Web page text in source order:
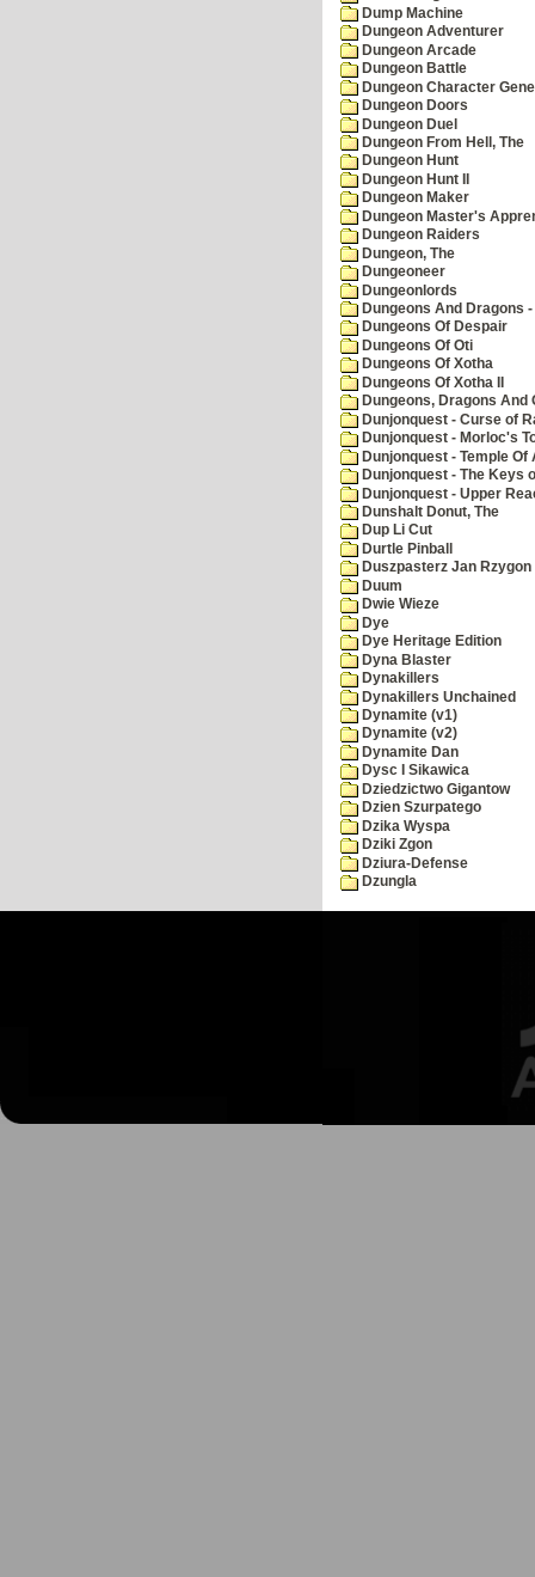
Dump Machine
Dungeon Adventurer
Dungeon Arcade
Dungeon Battle
Dungeon Character
Dungeon Doors
Dungeon Duel
Dungeon From Hell, The
Dungeon Hunt
Dungeon Hunt II
Dungeon Maker
Dungeon Master's
Dungeon Raiders
Dungeon, The
Dungeoneer
Dungeonlords
Dungeons And Dragons
Dungeons Of Despair
Dungeons Of Oti
Dungeons Of Xotha
Dungeons Of Xotha II
Dungeons, Dragons And
Dunjonquest - Curse of
Dunjonquest - Morloc's
Dunjonquest - Temple Of
Dunjonquest - The Keys
Dunjonquest - Upper
Dunshalt Donut, The
Dup Li Cut
Durtle Pinball
Duszpasterz Jan Rzygon
Duum
Dwie Wieze
Dye
Dye Heritage Edition
Dyna Blaster
Dynakillers
Dynakillers Unchained
Dynamite (v1)
Dynamite (v2)
Dynamite Dan
Dysc I Sikawica
Dziedzictwo Gigantow
Dzien Szurpatego
Dzika Wyspa
Dziki Zgon
Dziura-Defense
Dzungla